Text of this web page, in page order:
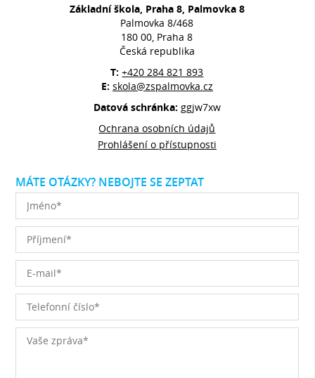
Základní škola, Praha 8, Palmovka 8
Palmovka 8/468
180 00, Praha 8
Česká republika
T:+420 284 821 893
E: skola@zspalmovka.cz
Datová schránka: ggjw7xw
Ochrana osobních údajů
Prohlášení o přístupnosti
MÁTE OTÁZKY? NEBOJTE SE ZEPTAT